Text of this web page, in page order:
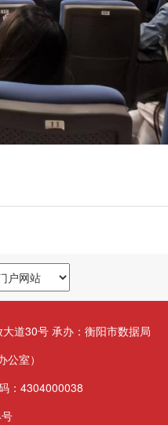
道30号 承办：衡阳市数据局
室）
：4304000038